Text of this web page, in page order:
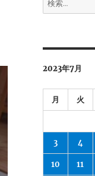
索:
2023年7月
月 火
3 4
10 11